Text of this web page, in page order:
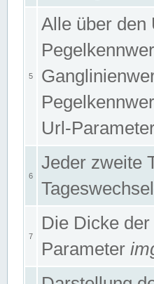
5
Alle über den
Url-
6
Jeder zweite
7
Die Dicke
Parameter